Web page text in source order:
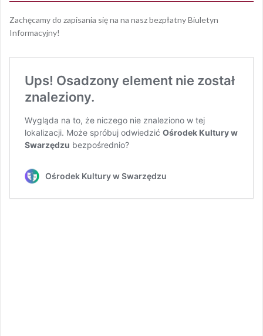
Zachęcamy do zapisania się na na nasz bezpłatny Biuletyn
Informacyjny!